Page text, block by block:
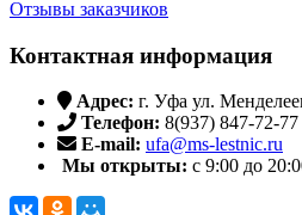
Отзывы заказчиков
Контактная информация
Адрес: г. Уфа ул.
Телефон: 8(937) 847-72-77
E-mail: ufa@ms-lestnic.ru
Мы открыты: с 9:00 до